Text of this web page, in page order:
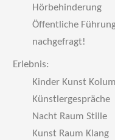
Hörbehinderung
Öffentliche
nachgefragt!
Erlebnis:
Kinder Kunst
Künstlergespräche
Nacht Raum Stille
Kunst Raum Klang